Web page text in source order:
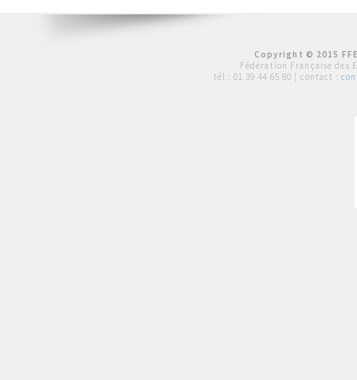
Copyright © 2015
Fédération Française des
tél : 01 39 44 65 80 | contact :